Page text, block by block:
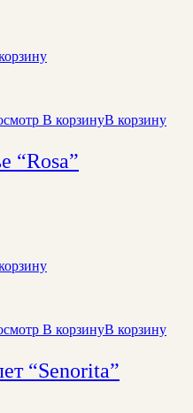
В корзинуВ корзину
“Rosa”
В корзинуВ корзину
“Senorita”